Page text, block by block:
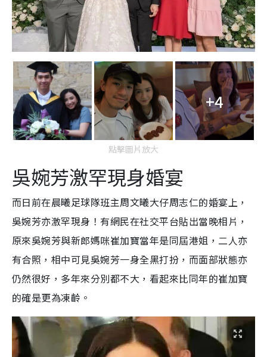
+4
點擊圖片放大
吳婉芳激罕現身婚宴
而日前在晨曦足球隊班主周文曦大仔周志仁的婚宴上，
吳婉芳亦激罕現身！有網民在社交平台貼出當晚相片，
原來吳婉芳與新郎媽咪崔加寶當年是同屆港姐，二人亦
有合照，相中可見吳婉芳一身全黑打扮，而面部狀態亦
仍然很好，多年來分別都不大，看起來比同年的崔加寶
的確是更為凍齡。